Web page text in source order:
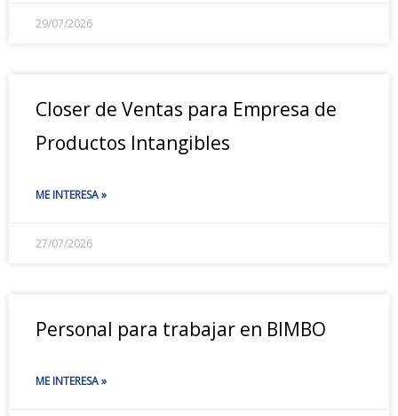
29/07/2026
Closer de Ventas para Empresa de
Productos Intangibles
ME INTERESA »
27/07/2026
Personal para trabajar en BIMBO
ME INTERESA »